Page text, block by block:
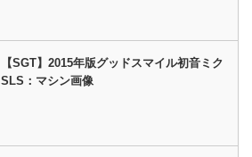
【SGT】2015年版グッドスマイル初音ミク
SLS：マシン画像